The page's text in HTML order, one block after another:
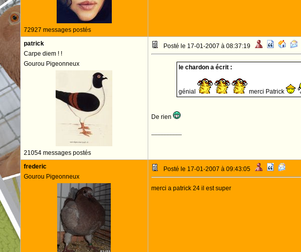
72927 messages postés
patrick
Carpe diem ! !
Gourou Pigeonneux
21054 messages postés
Posté le 17-01-2007 à 08:37:19
le chardon a écrit :
génial merci Patrick
De rien
--------------------
frederic
Gourou Pigeonneux
Posté le 17-01-2007 à 09:43:05
merci a patrick 24 il est super